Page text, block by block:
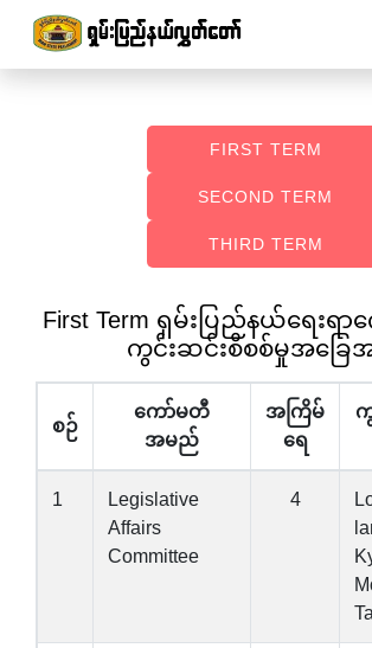
FIRST TERM
SECOND TERM
THIRD TERM
First Term ရှမ်းပြည်နယ်ရေးရာ
ကွင်းဆင်းစိစစ်မှုအခြေ
စဉ်
ကော်မတီ
အမည်
အကြိမ်
ရေ
1
Legislative
Affairs
Committee
4